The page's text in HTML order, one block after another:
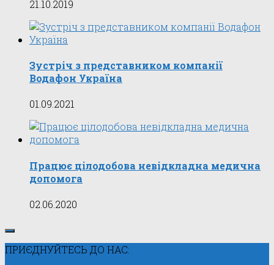
21.10.2019
Зустріч з представником компанії
Водафон Україна
01.09.2021
Працює цілодобова невідкладна медична
допомога
02.06.2020
ПРИЄДНУЙТЕСЬ ДО НАС: